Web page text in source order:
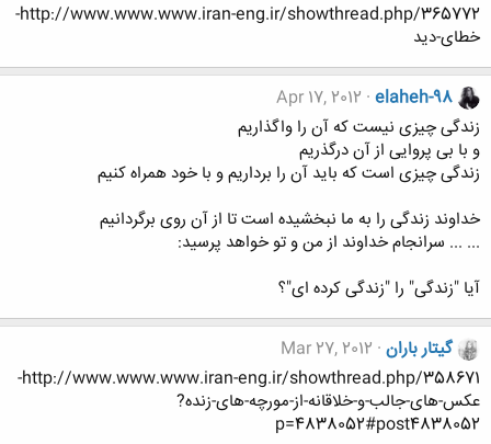
http://www.www.www.iran-eng.ir/showthread.php/365772-
خطای-دید
elaheh-98
Apr 17, 2012
زندگی چیزی نیست که آن را واگذاریم
و با بی پروایی از آن درگذریم
زندگی چیزی است که باید آن را برداریم و با خود همراه کنیم
خداوند زندگی را به ما نبخشیده است تا از آن روی برگردانیم
... ... سرانجام خداوند از من و تو خواهد پرسید:
آیا "زندگی" را "زندگی کرده ای"؟
گیتار باران Mar 27, 2012
http://www.www.www.iran-eng.ir/showthread.php/358671-
عکس-های-جالب-و-خلاقانه-از-مورچه-های-زنده?
p=4838052#post4838052